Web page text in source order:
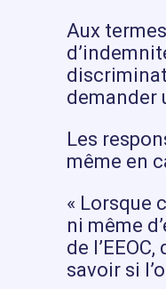
Aux
demander
Les
même en
« Lorsque
ni même
de
savoir si